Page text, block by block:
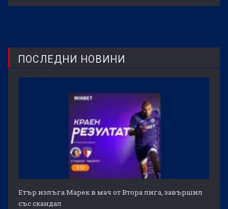
ПОСЛЕДНИ НОВИНИ
Етър излъга Марек в мач от Втора лига, завършил
със скандал